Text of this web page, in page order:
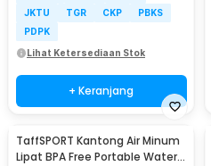
JKTU
TGR CKP
PBKS
PDPK
Lihat Ketersediaan Stok
+ Keranjang
TaffSPORT Kantong Air Minum
Lipat BPA Free Portable Water